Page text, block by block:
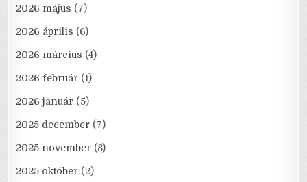
2026 május (7)
2026 április (6)
2026 március (4)
2026 február (1)
2026 január (5)
2025 december (7)
2025 november (8)
2025 október (2)